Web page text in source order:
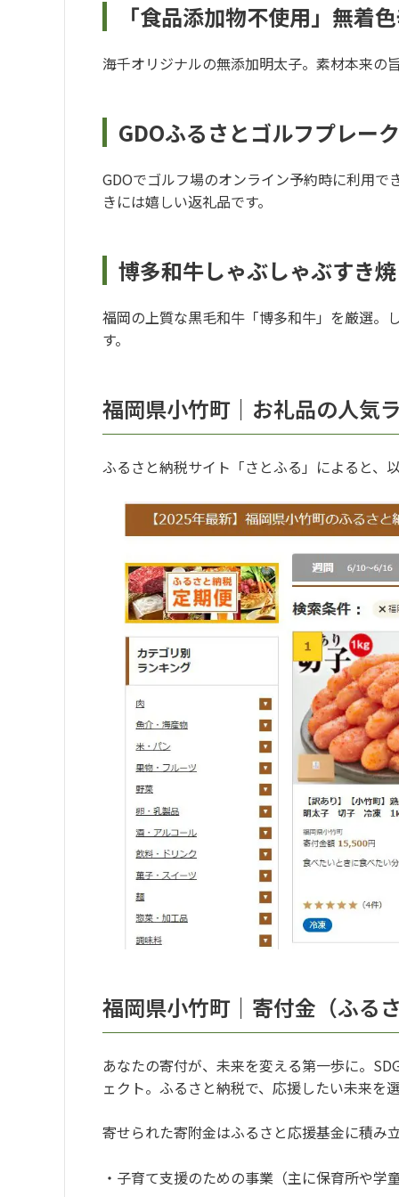
「食品添加物不使用」無着
海千オリジナルの無添加明太子。素材本来の
GDOふるさとゴルフプレー
GDOでゴルフ場のオンライン予約時に利用
きには嬉しい返礼品です。
博多和牛しゃぶしゃぶすき
福岡の上質な黒毛和牛「博多和牛」を厳選。
す。
福岡県小竹町｜お礼品の人気
ふるさと納税サイト「さとふる」によると、
福岡県小竹町｜寄付金（ふる
あなたの寄付が、未来を変える第一歩に。
ェクト。ふるさと納税で、応援したい未来を
寄せられた寄附金はふるさと応援基金に積
・子育て支援のための事業（主に保育所や